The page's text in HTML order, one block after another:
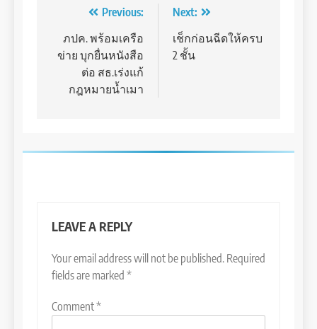
navigation
Previous:
ภปค. พร้อมเครือ
ข่าย บุกยื่นหนังสือ
ต่อ สธ.เร่งแก้
กฎหมายน้ำเมา
Next:
เช็กก่อนฉีดให้ครบ
2 ชั้น
LEAVE A REPLY
Your email address will not be published. Required
fields are marked *
Comment*